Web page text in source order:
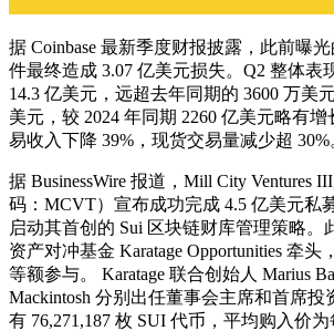
据 Coinbase 最新季度财报披露，此前曝
件最终造成 3.07 亿美元损失。Q2 整体表
14.3 亿美元，远超去年同期的 3600 万美
美元，较 2024 年同期 2260 亿美元略有增
易收入下降 39%，现货交易量减少超 30%
据 BusinessWire 报道，Mill City Ventures
码：MCVT）宣布成功完成 4.5 亿美元私
启动其首创的 Sui 区块链财库管理策略。
资产对冲基金 Karatage Opportunities 牵头
等额参与。 Karatage 联合创始人 Marius
Mackintosh 分别出任董事会主席和首席
有 76,271,187 枚 SUI 代币，平均购入价为